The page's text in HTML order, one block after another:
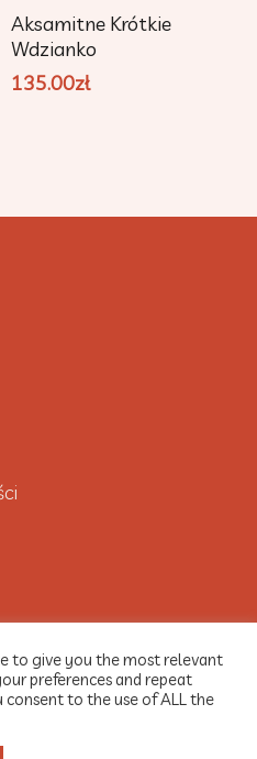
Dodaj Do
Koszyka
Aksamitne Krótkie
Wdzianko
135.00zł
to give you the most relevant
preferences and repeat
consent to the use of ALL the